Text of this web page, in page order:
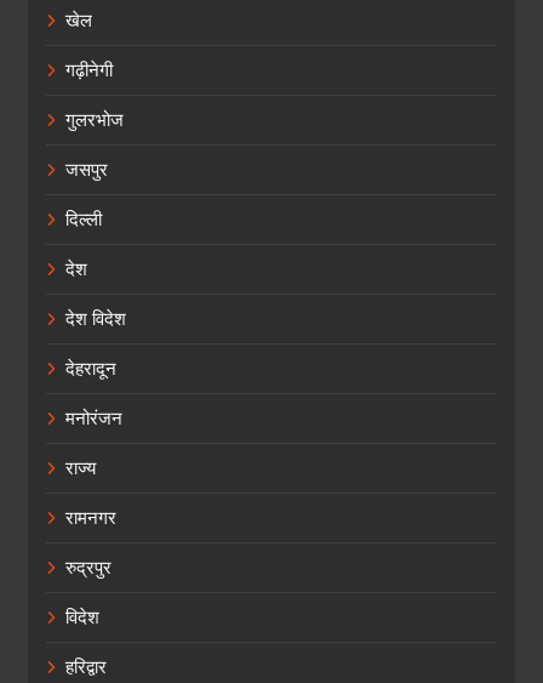
खेल
गढ़ीनेगी
गुलरभोज
जसपुर
दिल्ली
देश
देश विदेश
देहरादून
मनोरंजन
राज्य
रामनगर
रुद्रपुर
विदेश
हरिद्वार